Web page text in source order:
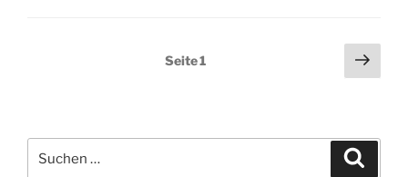
Seitennummerierung
Seite1
nach: